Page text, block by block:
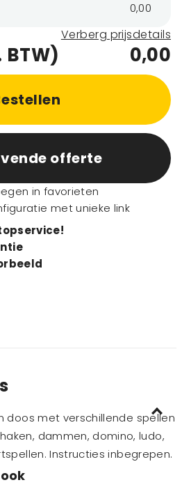
0,00
Verberg prijsdetails
0,00
offerte
in favorieten
met unieke link
doos met verschillende spellen
dammen, domino, ludo,
Instructies inbegrepen.